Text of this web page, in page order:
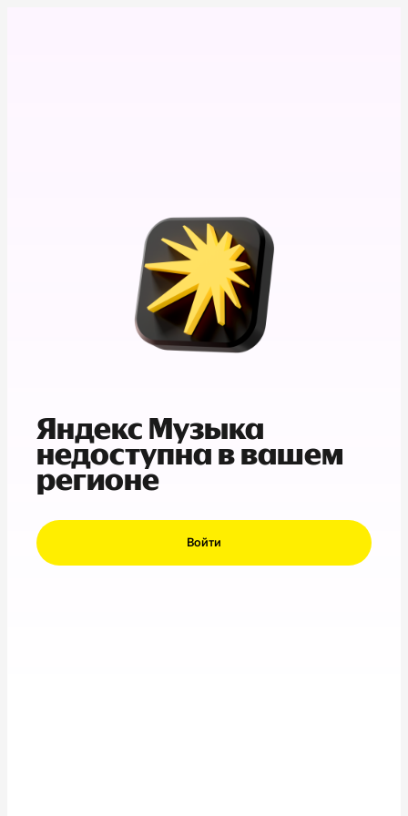
Яндекс Музыка
недоступна в вашем
регионе
Войти